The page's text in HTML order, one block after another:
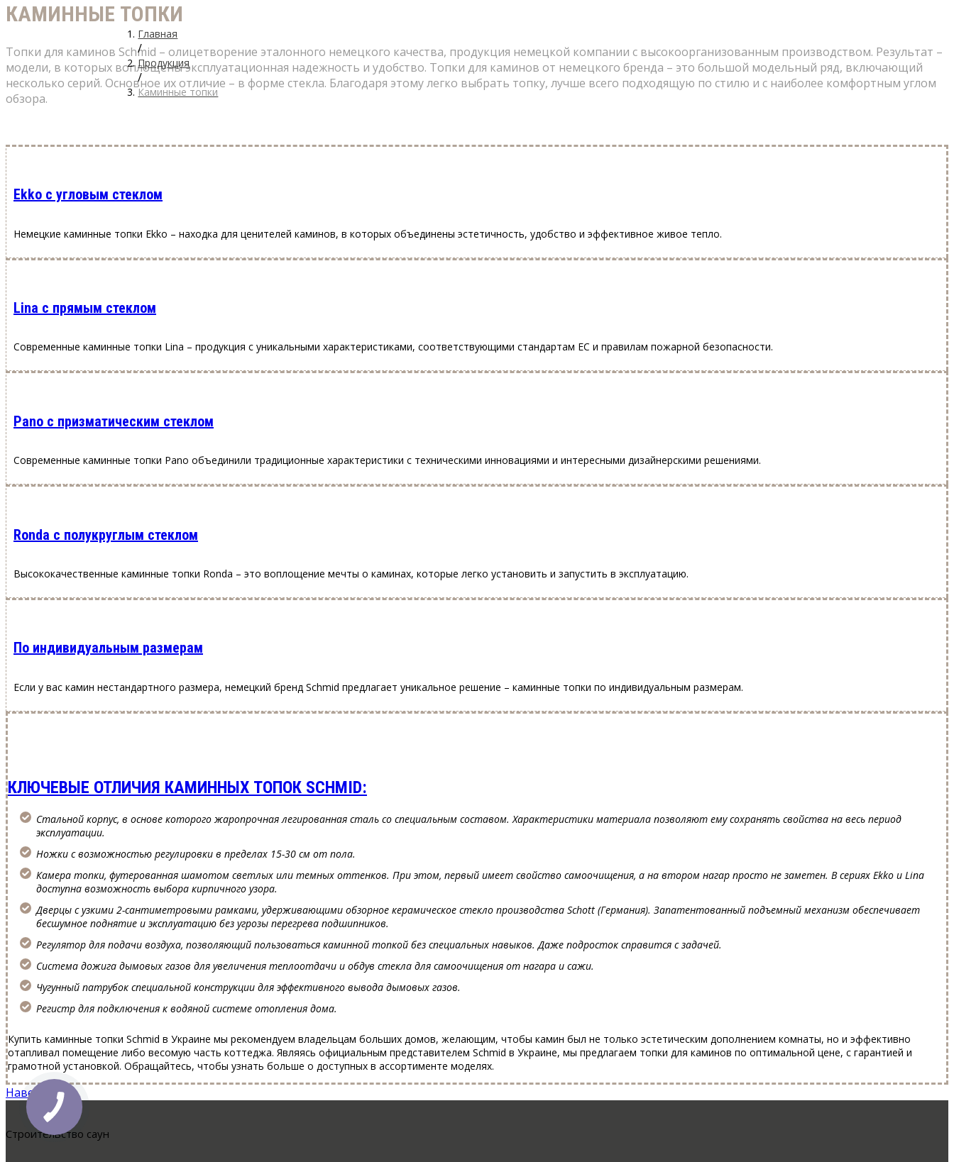
Главная
/
Продукция
/
Каминные топки
КАМИННЫЕ ТОПКИ
Топки для каминов Schmid – олицетворение эталонного немецкого качества, продукция немецкой компании с высокоорганизованным производством. Результат –
модели, в которых воплощены эксплуатационная надежность и удобство. Топки для каминов от немецкого бренда – это большой модельный ряд, включающий
несколько серий. Основное их отличие – в форме стекла. Благодаря этому легко выбрать топку, лучше всего подходящую по стилю и с наиболее комфортным углом
обзора.
Ekko с угловым стеклом
Немецкие каминные топки Ekko – находка для ценителей каминов, в которых объединены эстетичность, удобство и эффективное живое тепло.
Lina с прямым стеклом
Современные каминные топки Lina – продукция с уникальными характеристиками, соответствующими стандартам ЕС и правилам пожарной безопасности.
Pano с призматическим стеклом
Современные каминные топки Pano объединили традиционные характеристики с техническими инновациями и интересными дизайнерскими решениями.
Ronda с полукруглым стеклом
Высококачественные каминные топки Ronda – это воплощение мечты о каминах, которые легко установить и запустить в эксплуатацию.
По индивидуальным размерам
Если у вас камин нестандартного размера, немецкий бренд Schmid предлагает уникальное решение – каминные топки по индивидуальным размерам.
КЛЮЧЕВЫЕ ОТЛИЧИЯ КАМИННЫХ ТОПОК SCHMID:
Стальной корпус, в основе которого жаропрочная легированная сталь со специальным составом. Характеристики материала позволяют ему сохранять свойства на весь период
эксплуатации.
Ножки с возможностью регулировки в пределах 15-30 см от пола.
Камера топки, футерованная шамотом светлых или темных оттенков. При этом, первый имеет свойство самоочищения, а на втором нагар просто не заметен. В сериях Ekko и Lina
доступна возможность выбора кирпичного узора.
Дверцы с узкими 2-сантиметровыми рамками, удерживающими обзорное керамическое стекло производства Schott (Германия). Запатентованный подъемный механизм обеспечивает
бесшумное поднятие и эксплуатацию без угрозы перегрева подшипников.
Регулятор для подачи воздуха, позволяющий пользоваться каминной топкой без специальных навыков. Даже подросток справится с задачей.
Система дожига дымовых газов для увеличения теплоотдачи и обдув стекла для самоочищения от нагара и сажи.
Чугунный патрубок специальной конструкции для эффективного вывода дымовых газов.
Регистр для подключения к водяной системе отопления дома.
Купить каминные топки Schmid в Украине мы рекомендуем владельцам больших домов, желающим, чтобы камин был не только эстетическим дополнением комнаты, но и эффективно
отапливал помещение либо весомую часть коттеджа. Являясь официальным представителем Schmid в Украине, мы предлагаем топки для каминов по оптимальной цене, с гарантией и
грамотной установкой. Обращайтесь, чтобы узнать больше о доступных в ассортименте моделях.
Наверх
Cтроительство саун